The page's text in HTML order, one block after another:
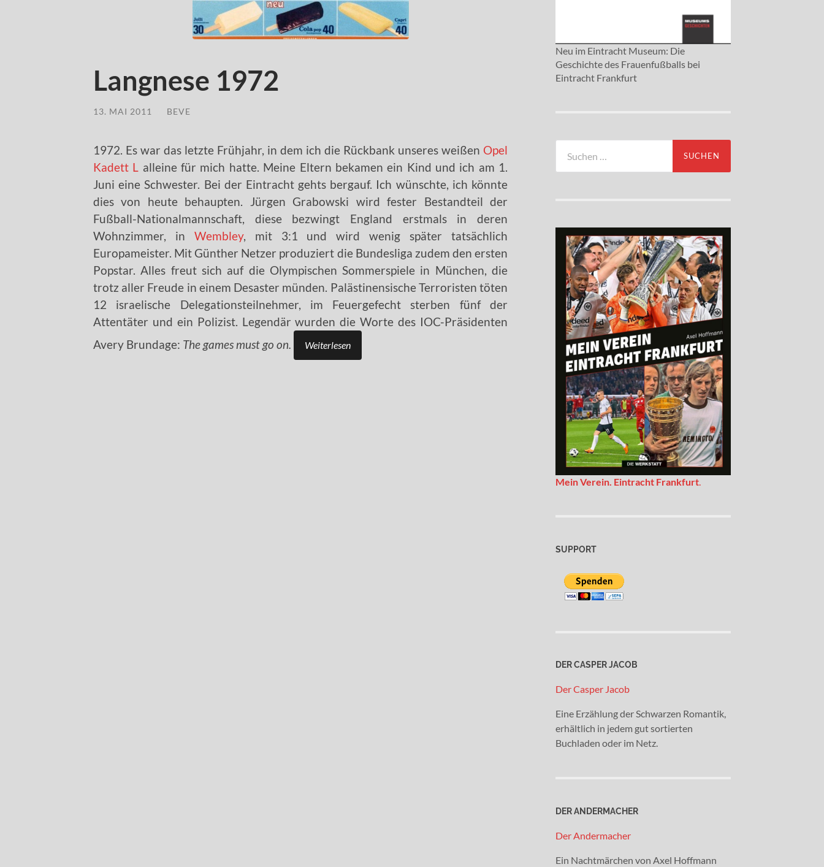
Langnese 1972
13. MAI 2011 BEVE
1972. Es war das letzte Frühjahr, in dem ich die Rückbank unseres weißen Opel
Kadett L alleine für mich hatte. Meine Eltern bekamen ein Kind und ich am 1.
Juni eine Schwester. Bei der Eintracht gehts bergauf. Ich wünschte, ich könnte
dies von heute behaupten. Jürgen Grabowski wird fester Bestandteil der
Fußball-Nationalmannschaft, diese bezwingt England erstmals in deren
Wohnzimmer, in Wembley, mit 3:1 und wird wenig später tatsächlich
Europameister. Mit Günther Netzer produziert die Bundesliga zudem den ersten
Popstar. Alles freut sich auf die Olympischen Sommerspiele in München, die
trotz aller Freude in einem Desaster münden. Palästinensische Terroristen töten
12 israelische Delegationsteilnehmer, im Feuergefecht sterben fünf der
Attentäter und ein Polizist. Legendär wurden die Worte des IOC-Präsidenten
Avery Brundage: The games must go on. Weiterlesen
Neu im Eintracht Museum: Die
Geschichte des Frauenfußballs bei
Eintracht Frankfurt
nach:
Mein Verein. Eintracht Frankfurt.
SUPPORT
DER CASPER JACOB
Der Casper Jacob
Eine Erzählung der Schwarzen Romantik,
erhältlich in jedem gut sortierten
Buchladen oder im Netz.
DER ANDERMACHER
Der Andermacher
Ein Nachtmärchen von Axel Hoffmann